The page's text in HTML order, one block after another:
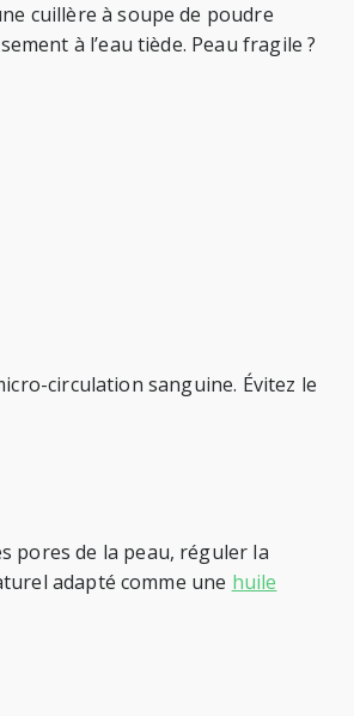
cuillère à soupe de poudre
à l’eau tiède. Peau fragile ?
circulation sanguine. Évitez le
pores de la peau, réguler la
adapté comme une huile